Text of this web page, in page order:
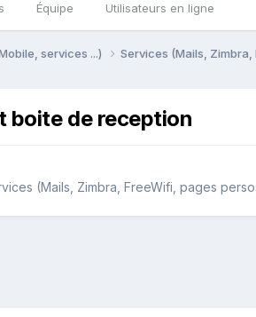
Équipe Utilisateurs en ligne
services ...) Services (Mails, Zimbra,
boite de reception
(Mails, Zimbra, FreeWifi, pages